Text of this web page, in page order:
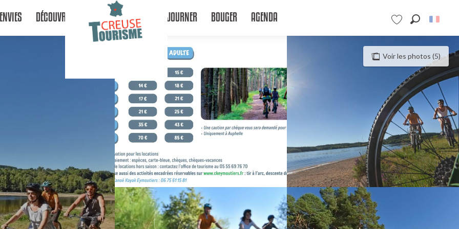
Voir les favoris
DÉCOUVRIR SÉJOURNER BOUGER AGENDA
Voir les photos (5)